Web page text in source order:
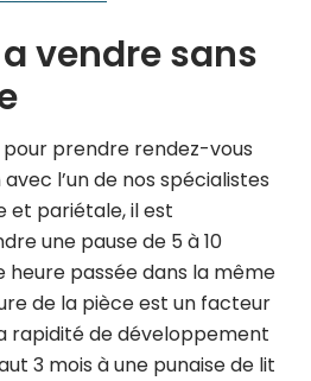
vendre sans
pour prendre rendez-vous
l’un de nos spécialistes
et pariétale, il est
une pause de 5 à 10
heure passée dans la même
de la pièce est un facteur
rapidité de développement
3 mois à une punaise de lit